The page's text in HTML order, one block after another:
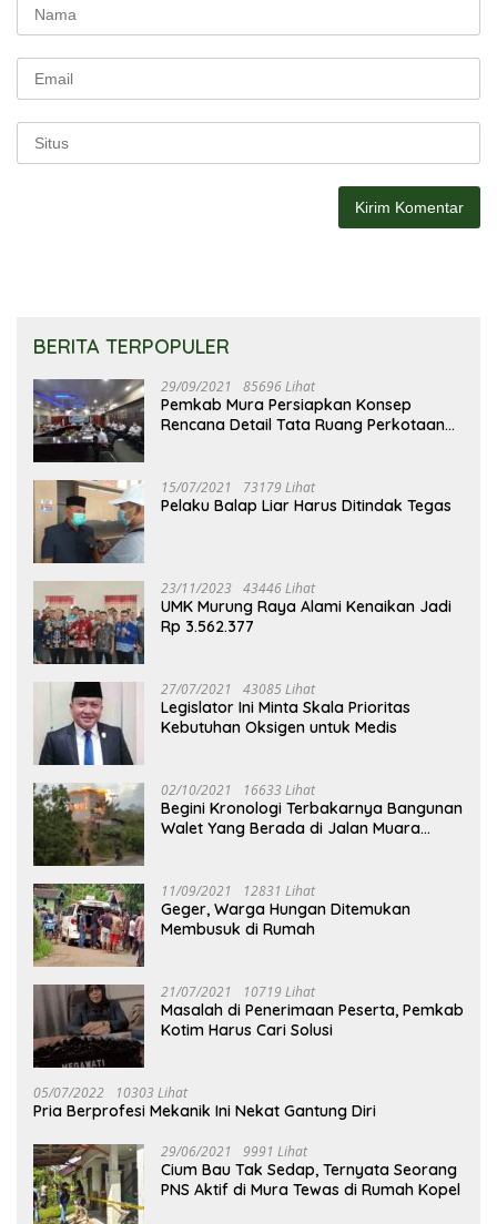
BERITA TERPOPULER
29/09/2021 85696 Lihat
Pemkab Mura Persiapkan Konsep
Rencana Detail Tata Ruang Perkotaan
15/07/2021 73179 Lihat
Pelaku Balap Liar Harus Ditindak Tegas
23/11/2023 43446 Lihat
UMK Murung Raya Alami Kenaikan Jadi
Rp 3.562.377
27/07/2021 43085 Lihat
Legislator Ini Minta Skala Prioritas
Kebutuhan Oksigen untuk Medis
02/10/2021 16633 Lihat
Begini Kronologi Terbakarnya Bangunan
Walet Yang Berada di Jalan Muara
11/09/2021 12831 Lihat
Geger, Warga Hungan Ditemukan
Membusuk di Rumah
21/07/2021 10719 Lihat
Masalah di Penerimaan Peserta, Pemkab
Kotim Harus Cari Solusi
05/07/2022 10303 Lihat
Pria Berprofesi Mekanik Ini Nekat Gantung Diri
29/06/2021 9991 Lihat
Cium Bau Tak Sedap, Ternyata Seorang
PNS Aktif di Mura Tewas di Rumah Kopel